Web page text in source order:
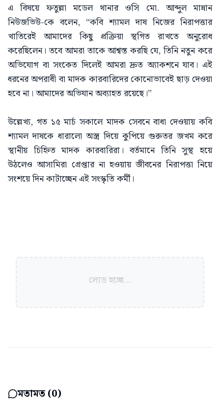
এ বিষয়ে ফতুল্লা মডেল থানার ওসি মো. আব্দুল মান্নান
নিউজভিউ-কে বলেন, “কবি শ্যামল দাষ নিজের নিরাপত্তার
খাতিরেই আমাদের কিছু প্রক্রিয়া স্থগিত রাখতে অনুরোধ
করেছিলেন। তবে আমরা তাকে আশ্বস্ত করছি যে, তিনি নতুন করে
অভিযোগ বা সংকেত দিলেই আমরা দ্রুত অ্যাকশনে যাব। এই
ধরনের অপরাধী বা মাদক কারবারিদের কোনোভাবেই ছাড় দেওয়া
হবে না। আমাদের অভিযান অব্যাহত রয়েছে।”
উল্লেখ্য, গত ১৫ মার্চ সকালে মাদক সেবনে বাধা দেওয়ায় কবি
শ্যামল দাষকে ধারালো অস্ত্র দিয়ে কুপিয়ে গুরুতর জখম করে
স্থানীয় চিহ্নিত মাদক কারবারিরা। বর্তমানে তিনি সুস্থ হয়ে
উঠলেও আসামিরা গ্রেপ্তার না হওয়ায় জীবনের নিরাপত্তা নিয়ে
সংশয়ে দিন কাটাচ্ছেন এই সংস্কৃতি কর্মী।
লোড হচ্ছে...
মতামত (0)